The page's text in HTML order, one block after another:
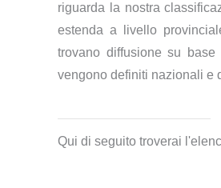
riguarda la nostra
estenda a livello
trovano diffusione su
vengono definiti nazionali e
Qui di seguito troverai